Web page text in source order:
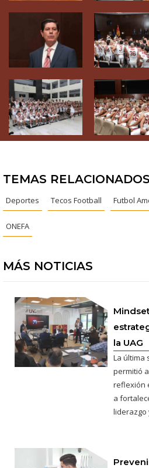
TEMAS RELACIONADOS
Deportes Tecos Football Futbol
ONEFA
MÁS NOTICIAS
la UAG
La última
permitió
reflexión
a
liderazgo